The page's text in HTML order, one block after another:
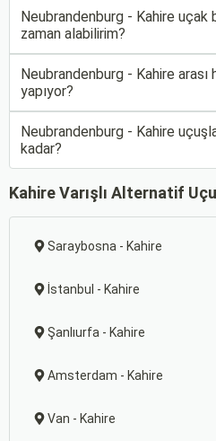
Neubrandenburg - Kahire uçak
zaman alabilirim?
Neubrandenburg - Kahire arası
yapıyor?
Neubrandenburg - Kahire
kadar?
Kahire Varışlı Alternatif
Saraybosna - Kahire
İstanbul - Kahire
Şanlıurfa - Kahire
Amsterdam - Kahire
Van - Kahire